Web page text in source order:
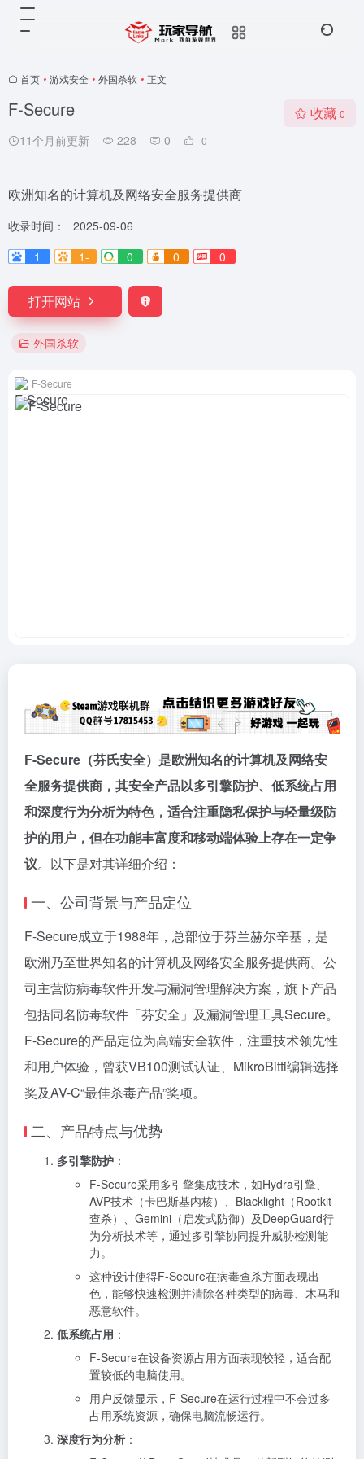
首页 • 游戏安全 • 外国杀软 • 正文
F‑Secure
11个月前更新 228 0 0
收藏 0
欧洲知名的计算机及网络安全服务提供商
收录时间：
2025-09-06
1
1- 0 0 0
打开网站
外国杀软
F‑Secure
F-Secure（芬氏安全）是欧洲知名的计算机及网络安
全服务提供商，其安全产品以多引擎防护、低系统占用
和深度行为分析为特色，适合注重隐私保护与轻量级防
护的用户，但在功能丰富度和移动端体验上存在一定争
议。以下是对其详细介绍：
一、公司背景与产品定位
F-Secure成立于1988年，总部位于芬兰赫尔辛基，是
欧洲乃至世界知名的计算机及网络安全服务提供商。公
司主营防病毒软件开发与漏洞管理解决方案，旗下产品
包括同名防毒软件「芬安全」及漏洞管理工具Secure。
F-Secure的产品定位为高端安全软件，注重技术领先性
和用户体验，曾获VB100测试认证、MikroBitti编辑选择
奖及AV-C“最佳杀毒产品”奖项。
二、产品特点与优势
多引擎防护 ：
F-Secure采用多引擎集成技术，如Hydra引擎、
AVP技术（卡巴斯基内核）、Blacklight（Rootkit
查杀）、Gemini（启发式防御）及DeepGuard行
为分析技术等，通过多引擎协同提升威胁检测能
力。
这种设计使得F-Secure在病毒查杀方面表现出
色，能够快速检测并清除各种类型的病毒、木马和
恶意软件。
低系统占用 ：
F-Secure在设备资源占用方面表现较轻，适合配
置较低的电脑使用。
用户反馈显示，F-Secure在运行过程中不会过多
占用系统资源，确保电脑流畅运行。
深度行为分析 ：